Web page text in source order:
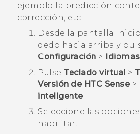
ejemplo la predicción
corrección, etc.
Desde la pantalla Inicio
dedo hacia arriba y
Configuración >
Pulse Teclado virtual >
Versión de HTC Sense>
inteligente.
Seleccione las
habilitar.